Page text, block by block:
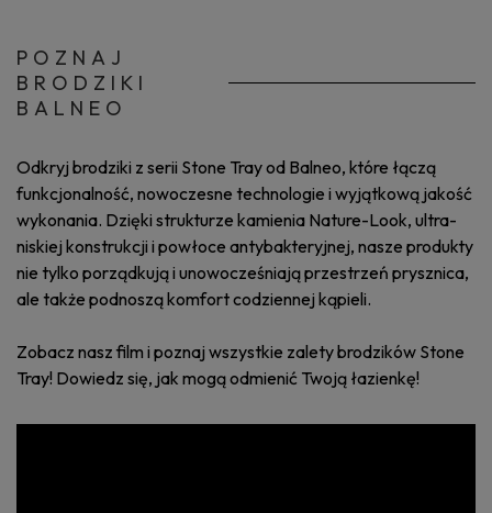
POZNAJ
BRODZIKI
BALNEO
Odkryj brodziki z serii Stone Tray od Balneo, które łączą
funkcjonalność, nowoczesne technologie i wyjątkową jakość
wykonania. Dzięki strukturze kamienia Nature-Look, ultra-
niskiej konstrukcji i powłoce antybakteryjnej, nasze produkty
nie tylko porządkują i unowocześniają przestrzeń prysznica,
ale także podnoszą komfort codziennej kąpieli.
Zobacz nasz film i poznaj wszystkie zalety brodzików Stone
Tray! Dowiedz się, jak mogą odmienić Twoją łazienkę!